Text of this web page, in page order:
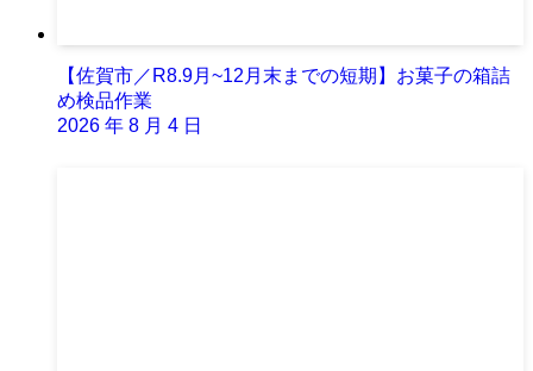
【佐賀市／R8.9月~12月末までの短期】お菓子の箱詰
め検品作業
2026 年 8 月 4 日